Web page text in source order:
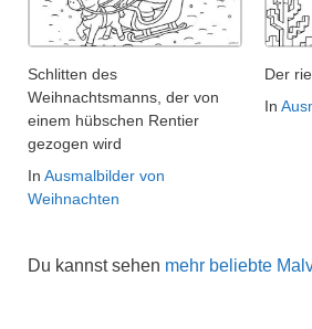
Schlitten des
Weihnachtsmanns, der von
einem hübschen Rentier
gezogen wird
In Ausmalbilder von
Weihnachten
Der
In
Du kannst sehen mehr beliebte